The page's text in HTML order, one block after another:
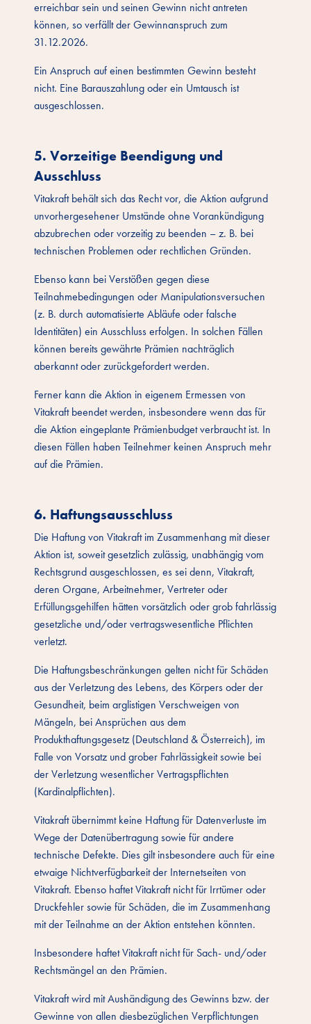
erreichbar sein und seinen Gewinn nicht antreten
können, so verfällt der Gewinnanspruch zum
31.12.2026.
Ein Anspruch auf einen bestimmten Gewinn besteht
nicht. Eine Barauszahlung oder ein Umtausch ist
ausgeschlossen.
5. Vorzeitige Beendigung und
Ausschluss
Vitakraft behält sich das Recht vor, die Aktion aufgrund
unvorhergesehener Umstände ohne Vorankündigung
abzubrechen oder vorzeitig zu beenden – z. B. bei
technischen Problemen oder rechtlichen Gründen.
Ebenso kann bei Verstößen gegen diese
Teilnahmebedingungen oder Manipulationsversuchen
(z. B. durch automatisierte Abläufe oder falsche
Identitäten) ein Ausschluss erfolgen. In solchen Fällen
können bereits gewährte Prämien nachträglich
aberkannt oder zurückgefordert werden.
Ferner kann die Aktion in eigenem Ermessen von
Vitakraft beendet werden, insbesondere wenn das für
die Aktion eingeplante Prämienbudget verbraucht ist. In
diesen Fällen haben Teilnehmer keinen Anspruch mehr
auf die Prämien.
6. Haftungsausschluss
Die Haftung von Vitakraft im Zusammenhang mit dieser
Aktion ist, soweit gesetzlich zulässig, unabhängig vom
Rechtsgrund ausgeschlossen, es sei denn, Vitakraft,
deren Organe, Arbeitnehmer, Vertreter oder
Erfüllungsgehilfen hätten vorsätzlich oder grob fahrlässig
gesetzliche und/oder vertragswesentliche Pflichten
verletzt.
Die Haftungsbeschränkungen gelten nicht für Schäden
aus der Verletzung des Lebens, des Körpers oder der
Gesundheit, beim arglistigen Verschweigen von
Mängeln, bei Ansprüchen aus dem
Produkthaftungsgesetz (Deutschland & Österreich), im
Falle von Vorsatz und grober Fahrlässigkeit sowie bei
der Verletzung wesentlicher Vertragspflichten
(Kardinalpflichten).
Vitakraft übernimmt keine Haftung für Datenverluste im
Wege der Datenübertragung sowie für andere
technische Defekte. Dies gilt insbesondere auch für eine
etwaige Nichtverfügbarkeit der Internetseiten von
Vitakraft. Ebenso haftet Vitakraft nicht für Irrtümer oder
Druckfehler sowie für Schäden, die im Zusammenhang
mit der Teilnahme an der Aktion entstehen könnten.
Insbesondere haftet Vitakraft nicht für Sach- und/oder
Rechtsmängel an den Prämien.
Vitakraft wird mit Aushändigung des Gewinns bzw. der
Gewinne von allen diesbezüglichen Verpflichtungen